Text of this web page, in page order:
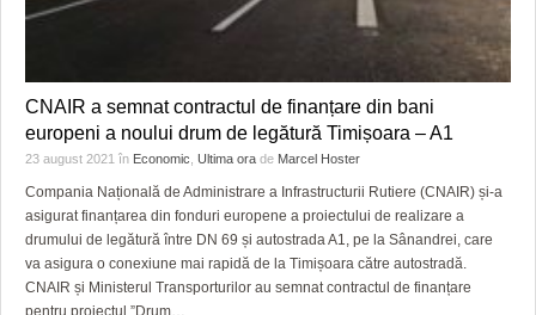
FARMACII DIN TIMIŞOARA
HARTA TIMIŞOAREI
LICEE, ŞCOLI ŞI GRĂDINIŢE DIN TIMIŞ
PRIMĂRIILE DIN TIMIŞ
CNAIR a semnat contractul de finanțare din bani
europeni a noului drum de legătură Timișoara – A1
23 august 2021 în Economic Ultima ora de Marcel Hoster
Compania Națională de Administrare a Infrastructurii Rutiere (CNAIR) și-a
asigurat finanțarea din fonduri europene a proiectului de realizare a
drumului de legătură între DN 69 și autostrada A1, pe la Sânandrei, care
va asigura o conexiune mai rapidă de la Timișoara către autostradă.
CNAIR și Ministerul Transporturilor au semnat contractul de finanțare
pentru proiectul ”Drum…